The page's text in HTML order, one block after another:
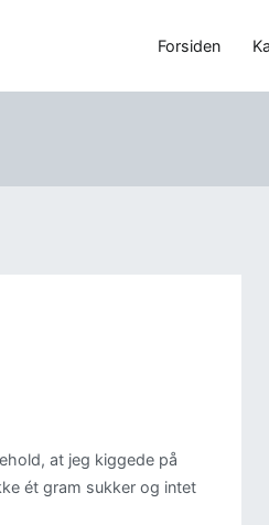
Forsiden
at jeg kiggede på
ét gram sukker og intet